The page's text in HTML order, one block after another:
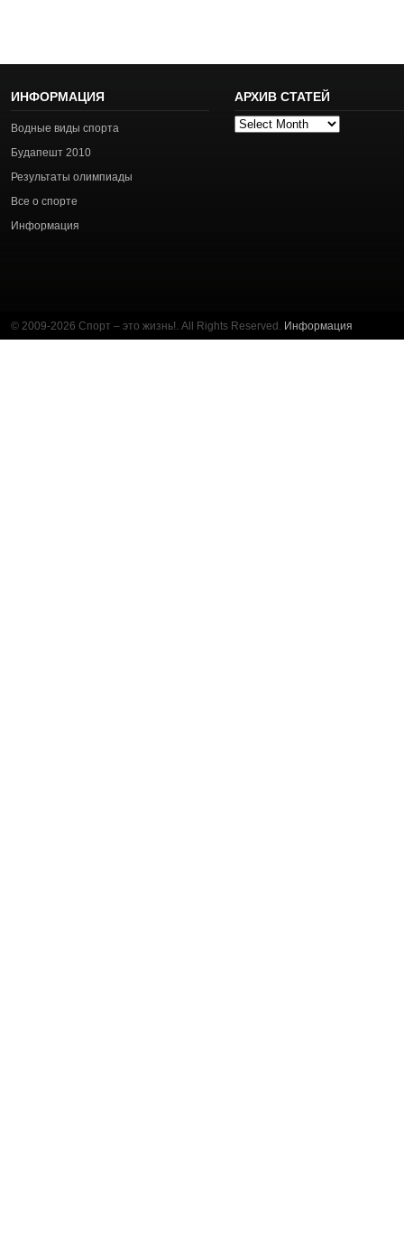
ИНФОРМАЦИЯ
Водные виды спорта
Будапешт 2010
Результаты олимпиады
Все о спорте
Информация
АРХИВ СТАТЕЙ
Архив
© 2009-2026 Спорт – это жизнь!. All Rights Reserved. Информация